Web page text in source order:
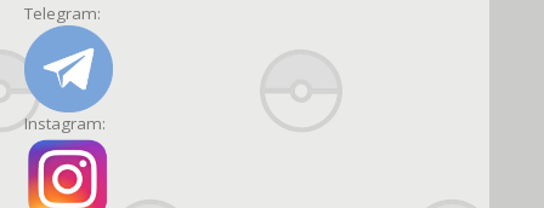
Telegram:
Instagram: